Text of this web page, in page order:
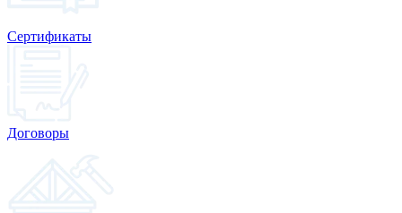
Сертификаты
Договоры